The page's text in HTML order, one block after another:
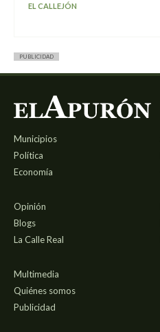
EL CALLEJÓN
PUBLICIDAD
Municipios
Política
Economía
Opinión
Blogs
La Calle Real
Multimedia
Quiénes somos
Publicidad